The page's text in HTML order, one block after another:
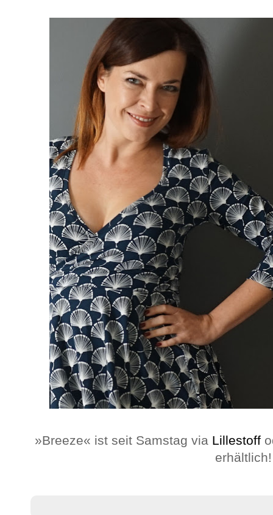
»Breeze« ist seit Samstag via Lillestoff
erhältlich!